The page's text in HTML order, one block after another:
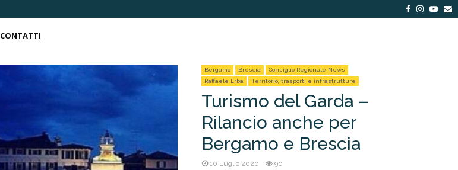
Facebook
CONTATTI
Bergamo Brescia
Consiglio Regionale News
Raffaele Erba
Territorio, trasporti e infrastrutture
Turismo del Garda –
Rilancio anche per
Bergamo e Brescia
10 Luglio 2020 90